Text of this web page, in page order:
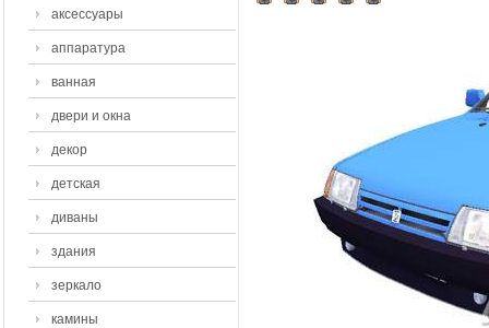
аксессуары
аппаратура
ванная
двери и окна
декор
детская
диваны
здания
зеркало
камины